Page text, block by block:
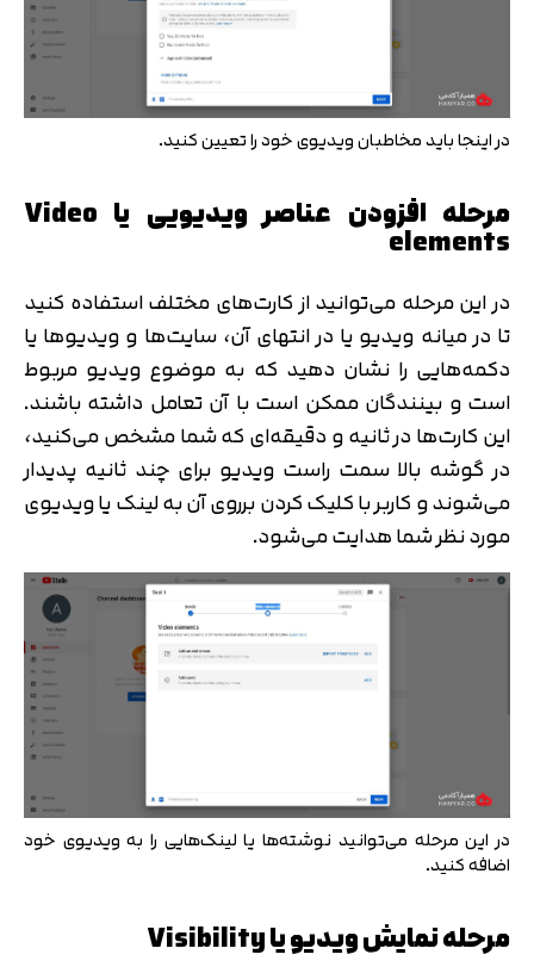
در اینجا باید مخاطبان ویدیوی خود را تعیین کنید.
مرحله افزودن عناصر ویدیویی یا Video
elements
در این مرحله می‌توانید از کارت‌های مختلف استفاده کنید
تا در میانه ویدیو یا در انتهای آن، سایت‌ها و ویدیوها یا
دکمه‌هایی را نشان دهید که به موضوع ویدیو مربوط
است و بینندگان ممکن است با آن تعامل داشته باشند.
این کارت‌ها در ثانیه و دقیقه‌ای که شما مشخص می‌کنید،
در گوشه بالا سمت راست ویدیو برای چند ثانیه پدیدار
می‌شوند و کاربر با کلیک کردن برروی آن به لینک یا ویدیوی
مورد نظر شما هدایت می‌شود.
در این مرحله می‌توانید نوشته‌ها یا لینک‌هایی را به ویدیوی خود
اضافه کنید.
مرحله نمایش ویدیو یا Visibilityکد ارسال شده را وارد کنید
اصلاح شماره